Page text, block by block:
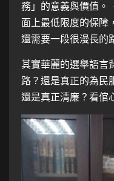
務」的意義與價值。
面上最低限度的保障
還需要一段很漫長的
其實華麗的選舉語言
路？還是真正的為民
還是真正清廉？看倌